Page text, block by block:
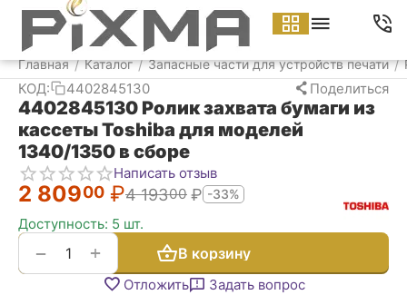
Главная / Каталог / Запасные части для устройств печати /
КОД: 4402845130 Поделиться
4402845130 Ролик захвата бумаги из
кассеты Toshiba для моделей
1340/1350 в сборе
Написать отзыв
2 80900 ₽4 19300 ₽ -33%
Доступность: 5 шт.
+
− В корзину
Отложить Задать вопрос
Меню Найти Корзина Аккаунт